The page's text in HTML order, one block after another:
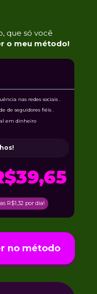
que só você
o meu método!
no método
nas redes sociais .
de seguidores fiéis .
em dinheiro
R$1,32 por dia!